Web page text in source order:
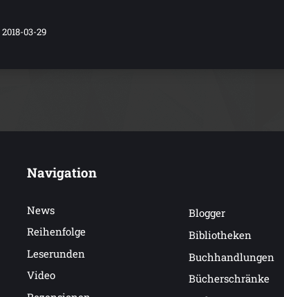
2018-03-29
Navigation
News
Reihenfolge
Leserunden
Video
Blogger
Bibliotheken
Buchhandlungen
Bücherschränke